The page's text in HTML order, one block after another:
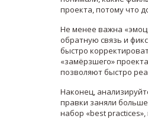
проекта, потому что
Не менее важна
обратную связь и
быстро
«замёрзшего»
позволяют быстро
Наконец,
правки заняли
набор «best